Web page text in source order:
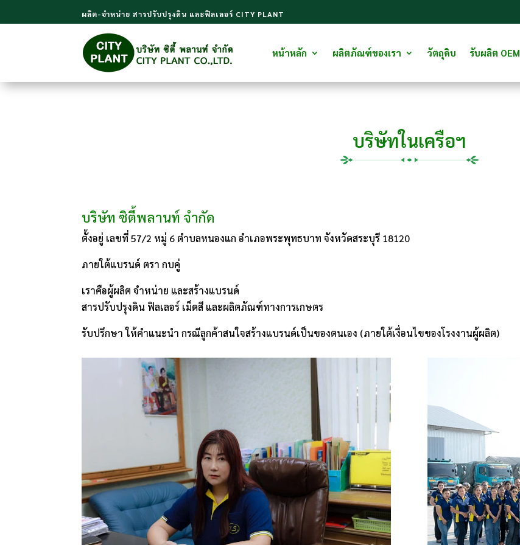
ผลิต-จำหน่าย สารปรับปรุงดิน และฟิลเลอร์ CITY PLANT
หน้าหลัก ผลิตภัณฑ์ของเรา วัตถุดิบ รับผลิต OEM
บริษัทในเครือฯ
บริษัท ซิตี้พลานท์ จำกัด
ตั้งอยู่ เลขที่ 57/2 หมู่ 6 ตำบลหนองแก อำเภอพระพุทธบาท จังหวัดสระบุรี 18120
ภายใต้แบรนด์ ตรา กบคู่
เราคือผู้ผลิต จำหน่าย และสร้างแบรนด์
สารปรับปรุงดิน ฟิลเลอร์ เม็ดสี และผลิตภัณฑ์ทางการเกษตร
รับปรึกษา ให้คำแนะนำ กรณีลูกค้าสนใจสร้างแบรนด์เป็นของตนเอง (ภายใต้เงื่อนไขของโรงงานผู้ผลิต)